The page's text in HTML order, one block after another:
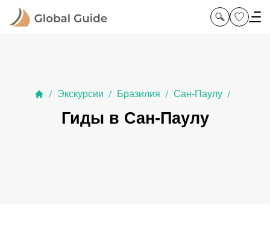
/ Экскурсии / Бразилия / Сан-Паулу /
Гиды в Сан-Паулу